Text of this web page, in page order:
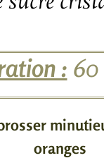
: 60
oranges